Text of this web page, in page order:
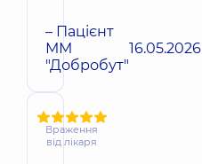
– Пацієнт
ММ
"Добробут"
16.05.2026
Враження
від лікаря